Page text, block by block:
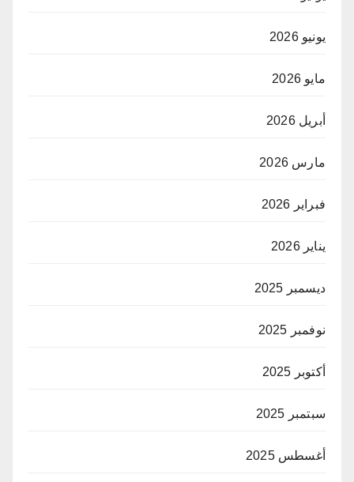
يونيو 2026
مايو 2026
أبريل 2026
مارس 2026
فبراير 2026
يناير 2026
ديسمبر 2025
نوفمبر 2025
أكتوبر 2025
سبتمبر 2025
أغسطس 2025